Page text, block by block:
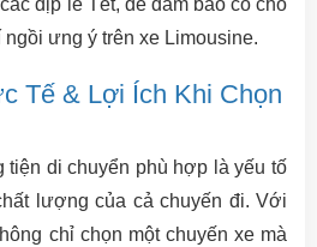
dịp lễ Tết, để đảm bảo có chỗ
ưng ý trên xe Limousine.
Tế & Lợi Ích Khi Chọn
di chuyển phù hợp là yếu tố
lượng của cả chuyến đi. Với
chỉ chọn một chuyến xe mà